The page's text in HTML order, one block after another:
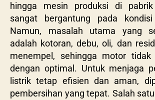
hingga mesin produksi di
sangat bergantung pada
Namun, masalah utama yang
adalah kotoran, debu, oli, dan
menempel, sehingga motor tidak
dengan optimal. Untuk menjaga
listrik tetap efisien dan aman,
pembersihan yang tepat. Salah